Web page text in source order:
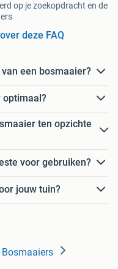
op je zoekopdracht en de
deze FAQ
een bosmaaier?
optimaal?
ten opzichte
voor gebruiken?
jouw tuin?
Bosmaaiers